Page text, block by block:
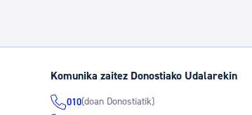
Komunika zaitez Donostiako Udalarekin
010(doan Donostiatik)